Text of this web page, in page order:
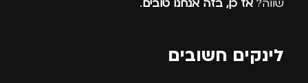
שווה? אז כן, בזה אנחנו טובים.
לינקים חשובים